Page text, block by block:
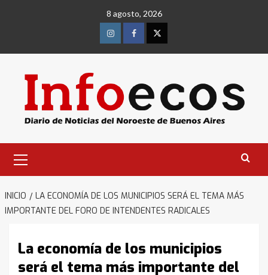
8 agosto, 2026
InstagramFacebookTwitter
primario
INICIO
LA ECONOMÍA DE LOS MUNICIPIOS SERÁ EL TEMA MÁS
IMPORTANTE DEL FORO DE INTENDENTES RADICALES
La economía de los municipios
será el tema más importante del